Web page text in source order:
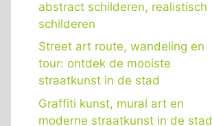
abstract schilderen, realistisch
schilderen
Street art route, wandeling en
tour: ontdek de mooiste
straatkunst in de stad
Graffiti kunst, mural art en
moderne straatkunst in de stad